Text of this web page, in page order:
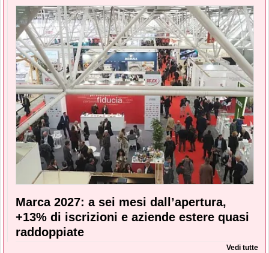
Marca 2027: a sei mesi dall’apertura,
+13% di iscrizioni e aziende estere quasi
raddoppiate
Vedi tutte